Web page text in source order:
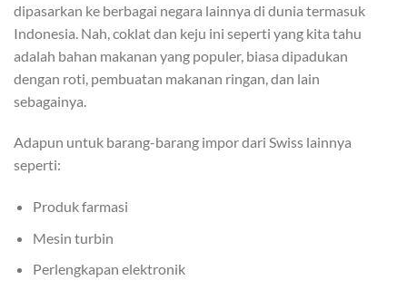
dipasarkan ke berbagai negara lainnya di dunia termasuk
Indonesia. Nah, coklat dan keju ini seperti yang kita tahu
adalah bahan makanan yang populer, biasa dipadukan
dengan roti, pembuatan makanan ringan, dan lain
sebagainya.
Adapun untuk barang-barang impor dari Swiss lainnya
seperti:
Produk farmasi
Mesin turbin
Perlengkapan elektronik